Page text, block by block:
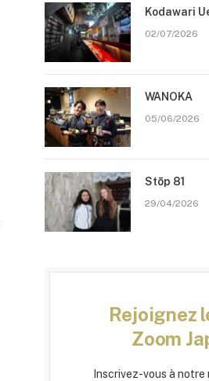
Kodawari
02/07/2026
WANOKA
05/06/2026
Stōp 81
29/04/2026
Rejoignez
Zoom
Inscrivez-vous à